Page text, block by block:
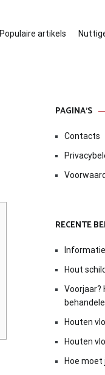
Populaire artikels
PAGINA’S
Contacts
RECENTE
Hout
Voorjaar?
Houten
Houten
Hoe